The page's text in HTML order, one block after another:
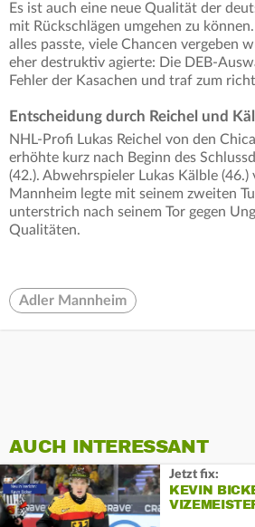
Es ist auch eine neue Qualität der
mit Rückschlägen umgehen zu
alles passte, viele Chancen vergeben
eher destruktiv agierte: Die DEB-
Fehler der Kasachen und traf zum
Entscheidung durch Reichel und
NHL-Profi Lukas Reichel von den
erhöhte kurz nach Beginn des
(42.). Abwehrspieler Lukas Kälble (46.)
Mannheim legte mit seinem zweiten
unterstrich nach seinem Tor gegen
Qualitäten.
Adler Mannheim
AUCH INTERESSANT
Jetzt fix:
KEVIN